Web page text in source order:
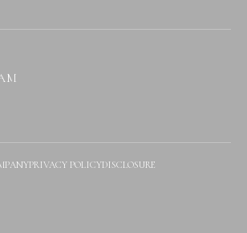
PRIVACY POLICYDISCLOSURE